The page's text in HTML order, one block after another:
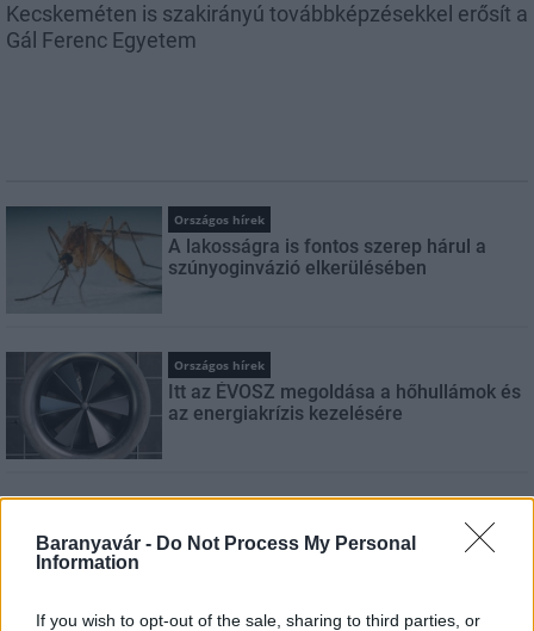
Baranyavár - Do Not Process My Personal
Information
If you wish to opt-out of the sale, sharing to third parties, or
Kecskeméten is szakirányú továbbképzésekkel erősít a
Gál Ferenc Egyetem
Országos hírek
A lakosságra is fontos szerep hárul a
szúnyoginvázió elkerülésében
Országos hírek
Itt az ÉVOSZ megoldása a hőhullámok és
az energiakrízis kezelésére
Miért éri meg Afrikában utat építeni?
Minden, amit a GED Afrika projektről